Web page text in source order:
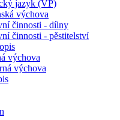
jazyk (VP)
výchova
činnosti - dílny
činnosti - pěstitelství
výchova
výchova